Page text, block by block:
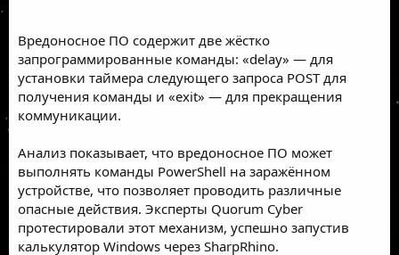
Вредоносное ПО содержит две жёстко
запрограммированные команды: «delay» — для
установки таймера следующего запроса POST для
получения команды и «exit» — для прекращения
коммуникации.
Анализ показывает, что вредоносное ПО может
выполнять команды PowerShell на заражённом
устройстве, что позволяет проводить различные
опасные действия. Эксперты Quorum Cyber
протестировали этот механизм, успешно запустив
калькулятор Windows через SharpRhino.